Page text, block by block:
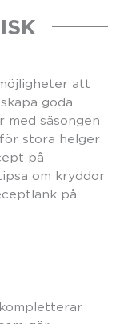
att
goda
med säsongen
stora helger
på
om kryddor
på